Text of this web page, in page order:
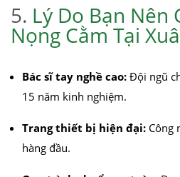
5. Lý Do Bạn Nên
Nọng Cằm Tại
Bác sĩ tay nghề cao: Đội ngũ
15 năm kinh nghiệm.
Trang thiết bị hiện đại: Công
hàng đầu.